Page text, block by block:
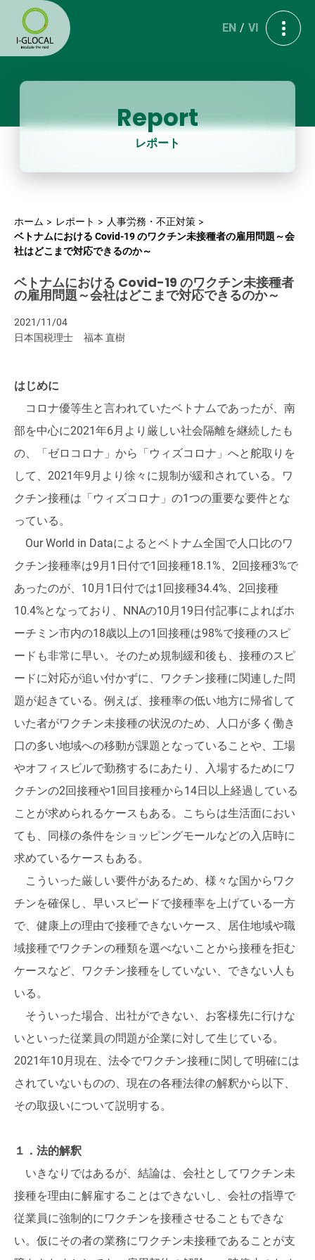
EN VI
Report
レポート
ホーム レポート
人事労務・不正対策
ベトナムにおける Covid-19 のワクチン未接種者の雇用問題～会
社はどこまで対応できるのか～
ベトナムにおける Covid-19 のワクチン未接種者
の雇用問題～会社はどこまで対応できるのか～
2021/11/04
日本国税理士
福本 直樹
はじめに
コロナ優等生と言われていたベトナムであったが、南
部を中心に2021年6月より厳しい社会隔離を継続したも
の、「ゼロコロナ」から「ウィズコロナ」へと舵取りを
して、2021年9月より徐々に規制が緩和されている。ワ
クチン接種は「ウィズコロナ」の1つの重要な要件とな
っている。
Our World in Dataによるとベトナム全国で人口比のワ
クチン接種率は9月1日付で1回接種18.1%、2回接種3%で
あったのが、10月1日付では1回接種34.4%、2回接種
10.4%となっており、NNAの10月19日付記事によればホ
ーチミン市内の18歳以上の1回接種は98%で接種のスピ
ードも非常に早い。そのため規制緩和後も、接種のスピ
ードに対応が追い付かずに、ワクチン接種に関連した問
題が起きている。例えば、接種率の低い地方に帰省して
いた者がワクチン未接種の状況のため、人口が多く働き
口の多い地域への移動が課題となっていることや、工場
やオフィスビルで勤務するにあたり、入場するためにワ
クチンの2回接種や1回目接種から14日以上経過している
ことが求められるケースもある。こちらは生活面におい
ても、同様の条件をショッピングモールなどの入店時に
求めているケースもある。
こういった厳しい要件があるため、様々な国からワク
チンを確保し、早いスピードで接種率を上げている一方
で、健康上の理由で接種できないケース、居住地域や職
域接種でワクチンの種類を選べないことから接種を拒む
ケースなど、ワクチン接種をしていない、できない人も
いる。
そういった場合、出社ができない、お客様先に行けな
いといった従業員の問題が企業に対して生じている。
2021年10月現在、法令でワクチン接種に関して明確には
されていないものの、現在の各種法律の解釈から以下、
その取扱いについて説明する。
１．法的解釈
いきなりではあるが、結論は、会社としてワクチン未
接種を理由に解雇することはできないし、会社の指導で
従業員に強制的にワクチンを接種させることもできな
い。仮にその者の業務にワクチン未接種であることが支